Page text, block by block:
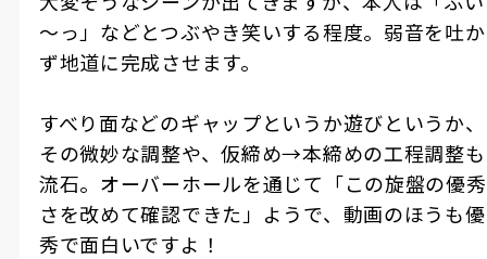
～っ」などとつぶやき笑いする程度。弱音を吐か
ず地道に完成させます。
すべり面などのギャップというか遊びというか、
その微妙な調整や、仮締め→本締めの工程調整も
流石。オーバーホールを通じて「この旋盤の優秀
さを改めて確認できた」ようで、動画のほうも優
秀で面白いですよ！